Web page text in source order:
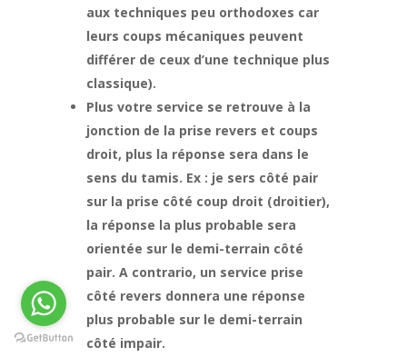
aux techniques peu orthodoxes car
leurs coups mécaniques peuvent
différer de ceux d’une technique plus
classique).
Plus votre service se retrouve à la
jonction de la prise revers et coups
droit, plus la réponse sera dans le
sens du tamis. Ex : je sers côté pair
sur la prise côté coup droit (droitier),
la réponse la plus probable sera
orientée sur le demi-terrain côté
pair. A contrario, un service prise
côté revers donnera une réponse
plus probable sur le demi-terrain
côté impair.